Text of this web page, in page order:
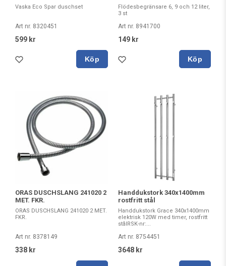
Vaska Eco Spar duschset
Art nr. 8320451
599 kr
Köp
Flödesbegränsare 6, 9 och 12 liter,
3 st
Art nr. 8941700
149 kr
Köp
ORAS DUSCHSLANG 241020 2
MET. FKR.
ORAS DUSCHSLANG 241020 2 MET.
FKR.
Art nr. 8378149
338 kr
Handdukstork 340x1400mm
rostfritt stål
Handdukstork Grace 340x1400mm
elektrisk 120W med timer, rostfritt
stålRSK-nr:...
Art nr. 8754451
3648 kr